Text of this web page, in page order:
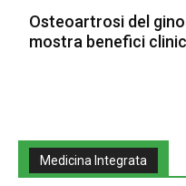
Osteoartrosi del
mostra benefici
Medicina Integrata